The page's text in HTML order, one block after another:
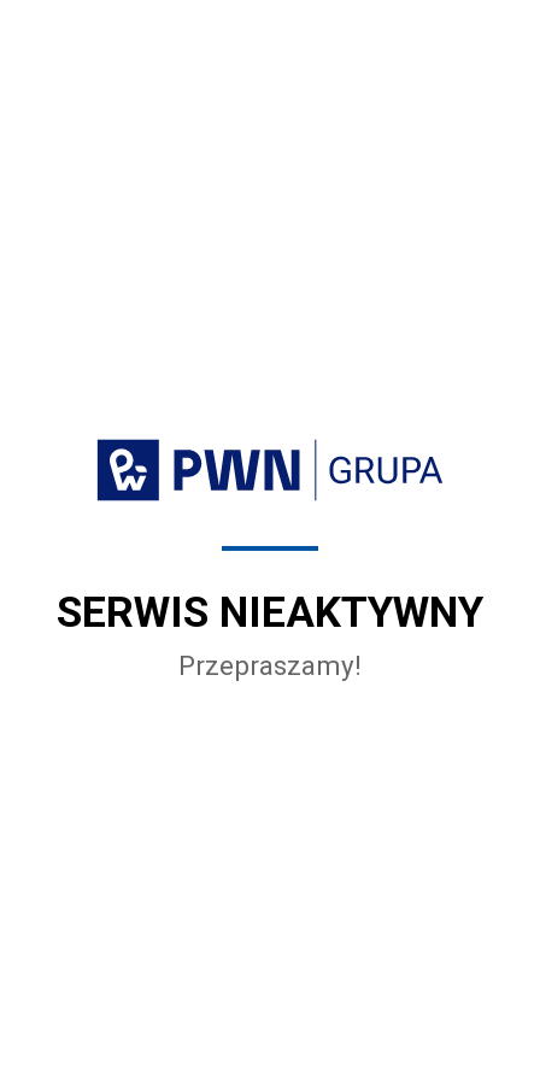
SERWIS NIEAKTYWNY
Przepraszamy!